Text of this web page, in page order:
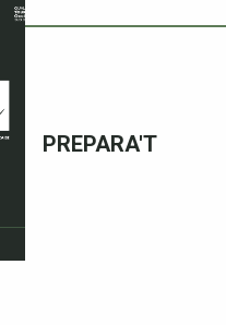
PREPARA'T